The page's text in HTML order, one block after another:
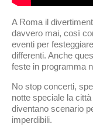
A Roma il
davvero mai, così
eventi per
differenti. Anche
feste in programma
No stop concerti,
notte speciale la
diventano scenario
imperdibili.